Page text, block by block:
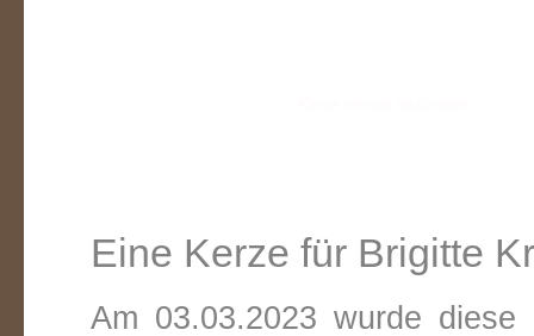
Eine Kerze für Brigitte
Am 03.03.2023 wurde